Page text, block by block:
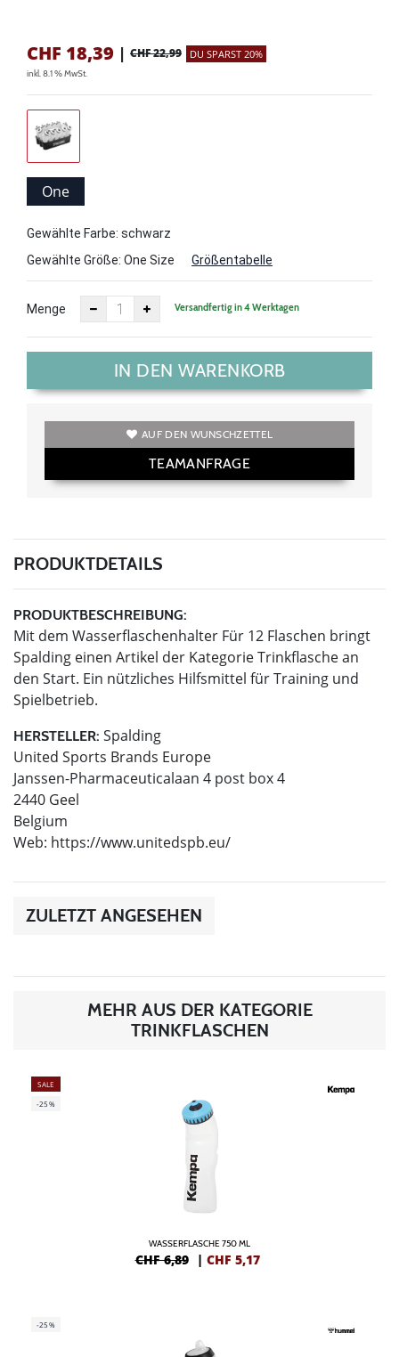
CHF 18,39 | CHF 22,99 DU SPARST 20%
inkl. 8.1 % MwSt.
One
Gewählte Farbe: schwarz
Gewählte Größe: One Size Größentabelle
Menge Versandfertig in 4 Werktagen
IN DEN WARENKORB
AUF DEN WUNSCHZETTEL
TEAMANFRAGE
PRODUKTDETAILS
PRODUKTBESCHREIBUNG:
Mit dem Wasserflaschenhalter Für 12 Flaschen bringt
Spalding einen Artikel der Kategorie Trinkflasche an
den Start. Ein nützliches Hilfsmittel für Training und
Spielbetrieb.
HERSTELLER: Spalding
United Sports Brands Europe
Janssen-Pharmaceuticalaan 4 post box 4
2440 Geel
Belgium
Web: https://www.unitedspb.eu/
ZULETZT ANGESEHEN
MEHR AUS DER KATEGORIE
TRINKFLASCHEN
SALE
-25%
WASSERFLASCHE 750 ML
CHF 6,89 | CHF 5,17
-25%